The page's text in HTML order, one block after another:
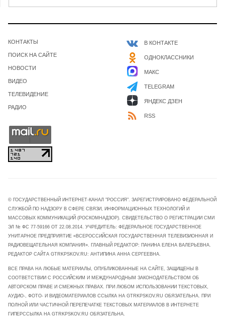
КОНТАКТЫ
ПОИСК НА САЙТЕ
НОВОСТИ
ВИДЕО
ТЕЛЕВИДЕНИЕ
РАДИО
В КОНТАКТЕ
ОДНОКЛАССНИКИ
МАКС
TELEGRAM
ЯНДЕКС ДЗЕН
RSS
© ГОСУДАРСТВЕННЫЙ ИНТЕРНЕТ-КАНАЛ "РОССИЯ". ЗАРЕГИСТРИРОВАНО ФЕДЕРАЛЬНОЙ
СЛУЖБОЙ ПО НАДЗОРУ В СФЕРЕ СВЯЗИ, ИНФОРМАЦИОННЫХ ТЕХНОЛОГИЙ И
МАССОВЫХ КОММУНИКАЦИЙ (РОСКОМНАДЗОР). СВИДЕТЕЛЬСТВО О РЕГИСТРАЦИИ СМИ
ЭЛ № ФС 77-59166 ОТ 22.08.2014. УЧРЕДИТЕЛЬ: ФЕДЕРАЛЬНОЕ ГОСУДАРСТВЕННОЕ
УНИТАРНОЕ ПРЕДПРИЯТИЕ «ВСЕРОССИЙСКАЯ ГОСУДАРСТВЕННАЯ ТЕЛЕВИЗИОННАЯ И
РАДИОВЕЩАТЕЛЬНАЯ КОМПАНИЯ». ГЛАВНЫЙ РЕДАКТОР: ПАНИНА ЕЛЕНА ВАЛЕРЬЕВНА.
РЕДАКТОР САЙТА GTRKPSKOV.RU: АНТИПИНА АННА СЕРГЕЕВНА.
ВСЕ ПРАВА НА ЛЮБЫЕ МАТЕРИАЛЫ, ОПУБЛИКОВАННЫЕ НА САЙТЕ, ЗАЩИЩЕНЫ В
СООТВЕТСТВИИ С РОССИЙСКИМ И МЕЖДУНАРОДНЫМ ЗАКОНОДАТЕЛЬСТВОМ ОБ
АВТОРСКОМ ПРАВЕ И СМЕЖНЫХ ПРАВАХ. ПРИ ЛЮБОМ ИСПОЛЬЗОВАНИИ ТЕКСТОВЫХ,
АУДИО-, ФОТО- И ВИДЕОМАТЕРИАЛОВ ССЫЛКА НА GTRKPSKOV.RU ОБЯЗАТЕЛЬНА. ПРИ
ПОЛНОЙ ИЛИ ЧАСТИЧНОЙ ПЕРЕПЕЧАТКЕ ТЕКСТОВЫХ МАТЕРИАЛОВ В ИНТЕРНЕТЕ
ГИПЕРССЫЛКА НА GTRKPSKOV.RU ОБЯЗАТЕЛЬНА.